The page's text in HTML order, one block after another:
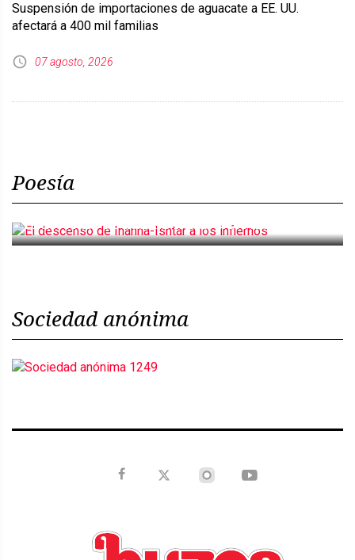
Suspensión de importaciones de aguacate a EE. UU.
afectará a 400 mil familias
07 agosto, 2026
Poesía
El descenso de Inanna-Ishtar a los infiernos
Sociedad anónima